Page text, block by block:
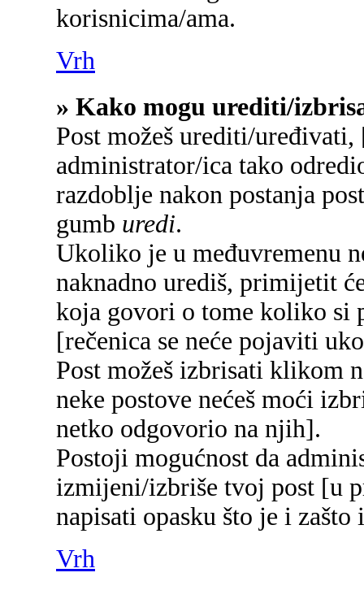
korisnicima/ama.
Vrh
» Kako mogu urediti/
Post možeš urediti/
administrator/ica tako
razdoblje nakon postanja
gumb uredi.
Ukoliko je u međuvremenu
naknadno urediš, primijetit
koja govori o tome koliko si
[rečenica se neće pojaviti
Post možeš izbrisati klikom
neke postove nećeš moći
netko odgovorio na njih].
Postoji mogućnost da
izmijeni/izbriše tvoj post [u
napisati opasku što je i
Vrh